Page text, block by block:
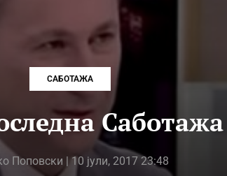
САБОТАЖА
Саботажа
Поповски | 10 јули, 2017 23:48